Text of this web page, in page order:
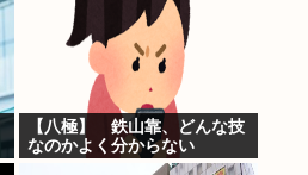
【八極】 鉄山靠、どんな技
なのかよく分からない